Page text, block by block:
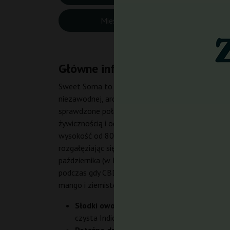
Miesiąc zbiorów:
Główne informacje o Sweet
Sweet Soma to feminizowane nasiona
niezawodnej, aromatycznej i silnej odmiany.
sprawdzone połączenie w świecie konopi. Dzięki
żywicznością i odpornością na stres, co czyni ją
wysokość od 80 do 100 cm, tworząc zwartą,
rozgałęziając się i produkując duże ilości lepkiej
października (w Południowej Europie). Plony są
podczas gdy CBD utrzymuje się na bardzo
mango i ziemiste akcenty, z delikatnym
Słodki owocowy aromat, który przyciąga
czysta Indica od 00 Seeds Bank emanuje